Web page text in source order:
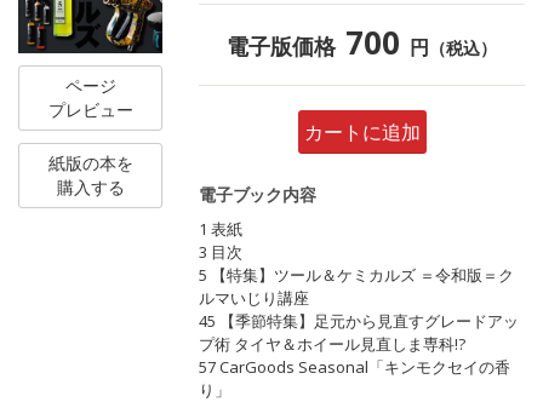
ページ
プレビュー
紙版の本を
購入する
電子版価格 700 円 （税込）
カートに追加
電子ブック内容
1 表紙
3 目次
5 【特集】ツール＆ケミカルズ ＝令和版＝ク
ルマいじり講座
45 【季節特集】足元から見直すグレードアッ
プ術 タイヤ＆ホイール見直しま専科!?
57 CarGoods Seasonal「キンモクセイの香
り」